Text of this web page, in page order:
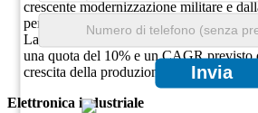
Invia
crescente modernizzazione militare e
per la difesa.
La Francia ha rappresentato 12,7 milioni
una quota del 10% e un CAGR previsto
crescita della produzione aerospaziale e
Elettronica industriale